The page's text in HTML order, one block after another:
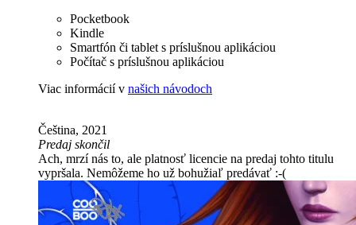
Pocketbook
Kindle
Smartfón či tablet s príslušnou aplikáciou
Počítač s príslušnou aplikáciou
Viac informácií v našich návodoch
Čeština, 2021
Predaj skončil
Ach, mrzí nás to, ale platnosť licencie na predaj tohto titulu
vypršala. Nemôžeme ho už bohužiaľ predávať :-(